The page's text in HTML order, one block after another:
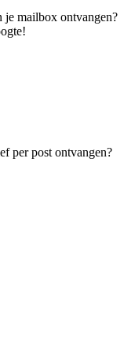
mailbox ontvangen?
per post ontvangen?